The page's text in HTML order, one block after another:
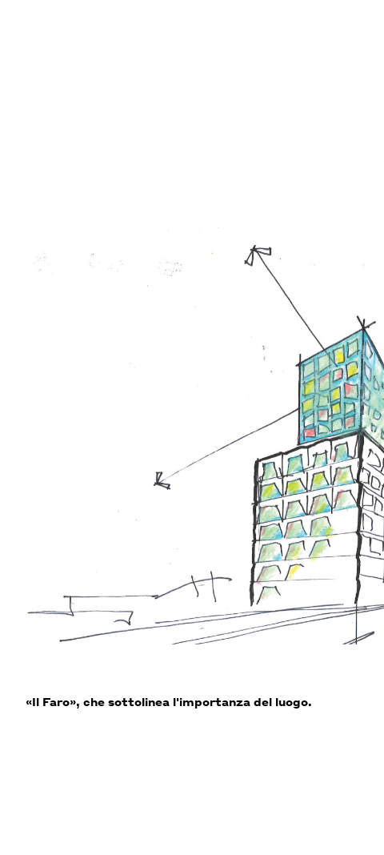
«Il Faro», che sottolinea l'importanza del luogo.